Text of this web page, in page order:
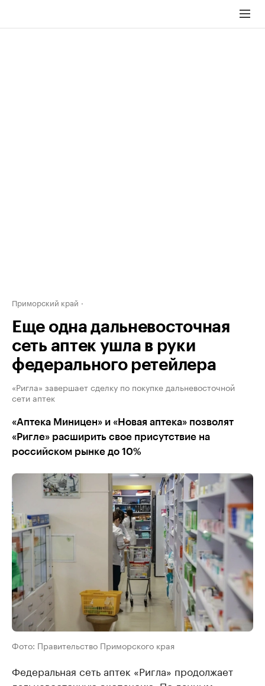
Приморский край
Еще одна дальневосточная
сеть аптек ушла в руки
федерального ретейлера
«Ригла» завершает сделку по покупке дальневосточной
сети аптек
«Аптека Миницен» и «Новая аптека» позволят
«Ригле» расширить свое присутствие на
российском рынке до 10%
Фото: Правительство Приморского края
Федеральная сеть аптек «Ригла» продолжает